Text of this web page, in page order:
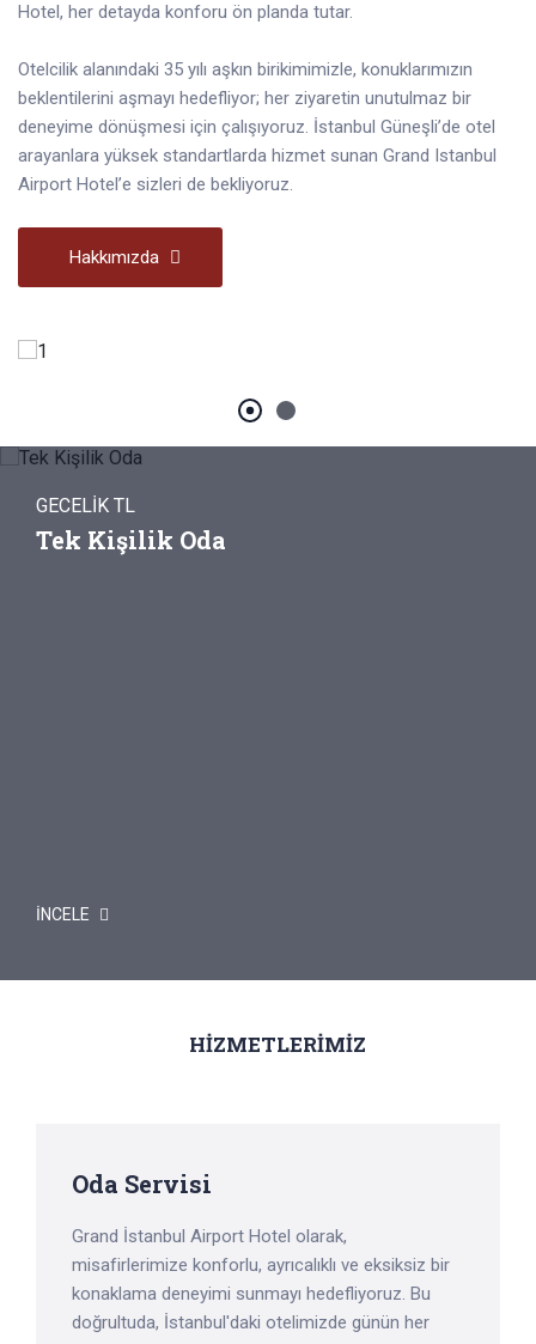
Hotel, her detayda konforu ön planda tutar.
Otelcilik alanındaki 35 yılı aşkın birikimimizle, konuklarımızın
beklentilerini aşmayı hedefliyor; her ziyaretin unutulmaz bir
deneyime dönüşmesi için çalışıyoruz. İstanbul Güneşli’de otel
arayanlara yüksek standartlarda hizmet sunan Grand Istanbul
Airport Hotel’e sizleri de bekliyoruz.
Hakkımızda
GECELİK TL
Tek Kişilik Oda
İNCELE
HİZMETLERİMİZ
Oda Servisi
Grand İstanbul Airport Hotel olarak,
misafirlerimize konforlu, ayrıcalıklı ve eksiksiz bir
konaklama deneyimi sunmayı hedefliyoruz. Bu
doğrultuda, İstanbul'daki otelimizde günün her